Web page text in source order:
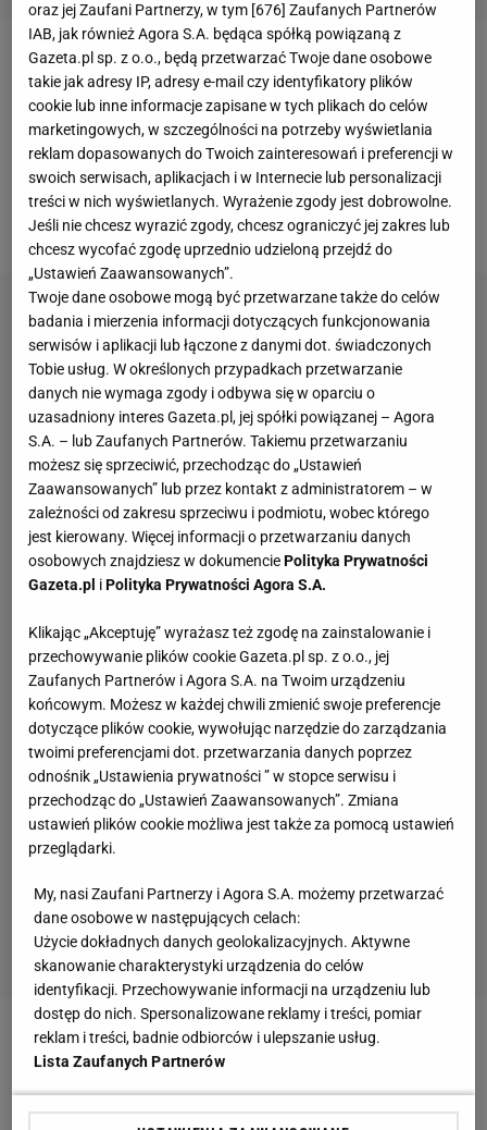
Niedziela jest ostatnim dniem halowych mistrzostw
świata w Glasgow. Pierwszy i jak na razie jedyny
medal dla Polski zdobyła w biegu na 60 mEwa
Swoboda, potem z bardzo dobrej strony w
eliminacjach pokazała sięPia Skrzyszowska. Na
sukces liczyła również męska sztafeta 4x400 m.
Zobacz wideoKażdy piłkarz jest człowiekiem. "Ból
brzucha towarzyszył mi przez całą karierę"
oraz jej Zaufani Partnerzy, w tym [676] Zaufanych Partnerów
IAB, jak również Agora S.A. będąca spółką powiązaną z
Gazeta.pl sp. z o.o., będą przetwarzać Twoje dane osobowe
takie jak adresy IP, adresy e-mail czy identyfikatory plików
cookie lub inne informacje zapisane w tych plikach do celów
marketingowych, w szczególności na potrzeby wyświetlania
reklam dopasowanych do Twoich zainteresowań i preferencji w
swoich serwisach, aplikacjach i w Internecie lub personalizacji
treści w nich wyświetlanych. Wyrażenie zgody jest dobrowolne.
Jeśli nie chcesz wyrazić zgody, chcesz ograniczyć jej zakres lub
chcesz wycofać zgodę uprzednio udzieloną przejdź do
„Ustawień Zaawansowanych”.
Twoje dane osobowe mogą być przetwarzane także do celów
badania i mierzenia informacji dotyczących funkcjonowania
serwisów i aplikacji lub łączone z danymi dot. świadczonych
Tobie usług. W określonych przypadkach przetwarzanie
danych nie wymaga zgody i odbywa się w oparciu o
uzasadniony interes Gazeta.pl, jej spółki powiązanej – Agora
S.A. – lub Zaufanych Partnerów. Takiemu przetwarzaniu
możesz się sprzeciwić, przechodząc do „Ustawień
Zaawansowanych” lub przez kontakt z administratorem – w
zależności od zakresu sprzeciwu i podmiotu, wobec którego
jest kierowany. Więcej informacji o przetwarzaniu danych
osobowych znajdziesz w dokumenciePolityka Prywatności
Gazeta.pl iPolityka Prywatności Agora S.A.
Klikając „Akceptuję” wyrażasz też zgodę na zainstalowanie i
przechowywanie plików cookie Gazeta.pl sp. z o.o., jej
Zaufanych Partnerów i Agora S.A. na Twoim urządzeniu
końcowym. Możesz w każdej chwili zmienić swoje preferencje
dotyczące plików cookie, wywołując narzędzie do zarządzania
twoimi preferencjami dot. przetwarzania danych poprzez
odnośnik „Ustawienia prywatności ” w stopce serwisu i
przechodząc do „Ustawień Zaawansowanych”. Zmiana
ustawień plików cookie możliwa jest także za pomocą ustawień
przeglądarki.
My, nasi Zaufani Partnerzy i Agora S.A. możemy przetwarzać
dane osobowe w następujących celach:
Użycie dokładnych danych geolokalizacyjnych. Aktywne
skanowanie charakterystyki urządzenia do celów
identyfikacji. Przechowywanie informacji na urządzeniu lub
dostęp do nich. Spersonalizowane reklamy i treści, pomiar
reklam i treści, badnie odbiorców i ulepszanie usług.
Lista Zaufanych Partnerów